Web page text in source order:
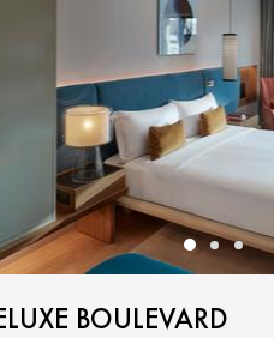
BOULEVARD